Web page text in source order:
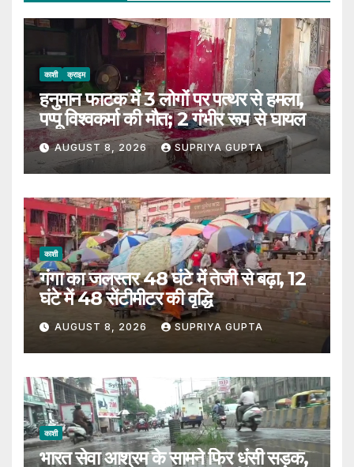
काशी क्राइम
हनुमान फाटक में 3 लोगों पर पत्थर से हमला,
पप्पू विश्वकर्मा की मौत; 2 गंभीर रूप से घायल
AUGUST 8, 2026 SUPRIYA GUPTA
काशी
गंगा का जलस्तर 48 घंटे में तेजी से बढ़ा, 12
घंटे में 48 सेंटीमीटर की वृद्धि
AUGUST 8, 2026 SUPRIYA GUPTA
काशी
भारत सेवा आश्रम के सामने फिर धंसी सड़क,